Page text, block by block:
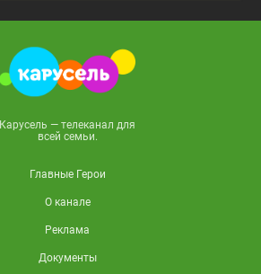
Карусель — телеканал для
всей семьи.
Главные Герои
О канале
Реклама
Документы